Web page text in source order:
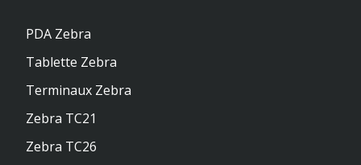
PDA Zebra
Tablette Zebra
Terminaux Zebra
Zebra TC21
Zebra TC26